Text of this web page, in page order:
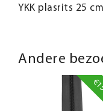
YKK plasrits 25
Andere